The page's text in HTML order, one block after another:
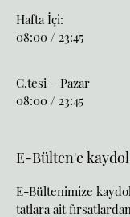
Hafta İçi:
08:00 / 23:45
C.tesi – Pazar
08:00 / 23:45
E-Bülten'e
E-Bültenimize
tatlara ait